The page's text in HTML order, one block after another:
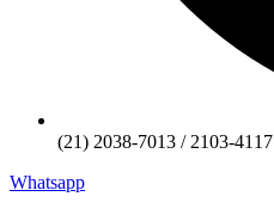
(21) 2038-7013 / 2103-4117
Whatsapp